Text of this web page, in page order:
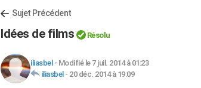
Sujet Précédent
Idées de films Résolu
iliasbel - Modifié le 7 juil. 2014 à 01:23
iliasbel - 20 déc. 2014 à 19:09